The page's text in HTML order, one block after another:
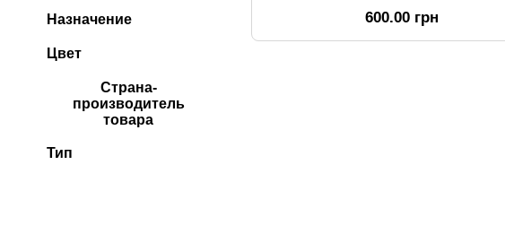
600.00 грн
Назначение
Цвет
Страна-
производитель
товара
Тип